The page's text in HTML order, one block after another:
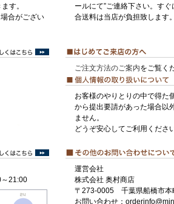
す。
合がござい
ールにて”ご連絡下さい。す
合送料は当店が負担致します。
ご注文方法のご案内をご覧く
お客様のやりとりの中で得た
から提出要請があった場合以
ません。
どうぞ安心してご利用ください
21:00
運営会社
株式会社 奥村商店
〒273-0005 千葉県船橋市本
お問い合わせ：